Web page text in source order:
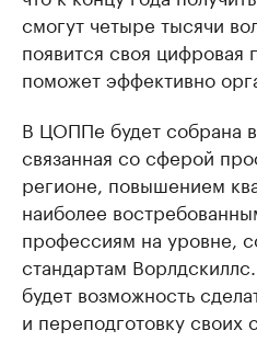
смогут четыре тысячи
появится своя цифровая
поможет эффективно
В ЦОППе будет собрана
связанная со сферой
регионе, повышением
наиболее
профессиям на уровне,
стандартам
будет возможность
и переподготовку своих